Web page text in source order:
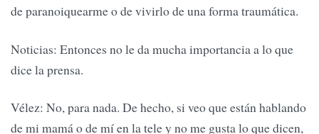
de paranoiquearme o de vivirlo de una forma traumática.
Noticias: Entonces no le da mucha importancia a lo que
dice la prensa.
Vélez: No, para nada. De hecho, si veo que están hablando
de mi mamá o de mí en la tele y no me gusta lo que dicen,